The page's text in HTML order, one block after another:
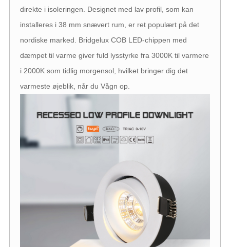
direkte i isoleringen. Designet med lav profil, som kan
installeres i 38 mm snævert rum, er ret populært på det
nordiske marked. Bridgelux COB LED-chippen med
dæmpet til varme giver fuld lysstyrke fra 3000K til varmere
i 2000K som tidlig morgensol, hvilket bringer dig det
varmeste øjeblik, når du Vågn op.